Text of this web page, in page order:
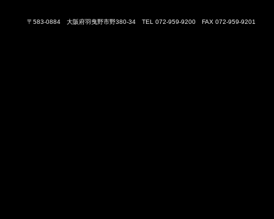
〒583-0884 大阪府羽曳野市野380-34 TEL 072-959-9200 FAX 072-959-9201